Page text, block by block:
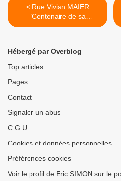
< Rue Vivian MAIER
"Centenaire de sa
naissance"
Hébergé par Overblog
Top articles
Pages
Contact
Signaler un abus
C.G.U.
Cookies et données personnelles
Préférences cookies
Voir le profil de Eric SIMON sur le